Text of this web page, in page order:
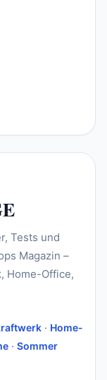
Tests und
Magazin –
Home-Office,
· Home-
· Sommer